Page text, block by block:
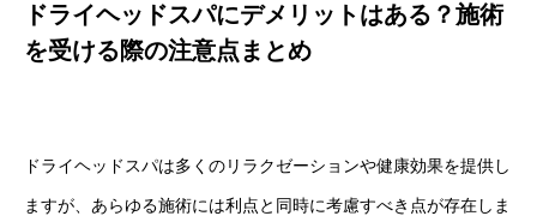
ドライヘッドスパにデメリットはある？施術
を受ける際の注意点まとめ
ドライヘッドスパは多くのリラクゼーションや健康効果を提供し
ますが、あらゆる施術には利点と同時に考慮すべき点が存在しま